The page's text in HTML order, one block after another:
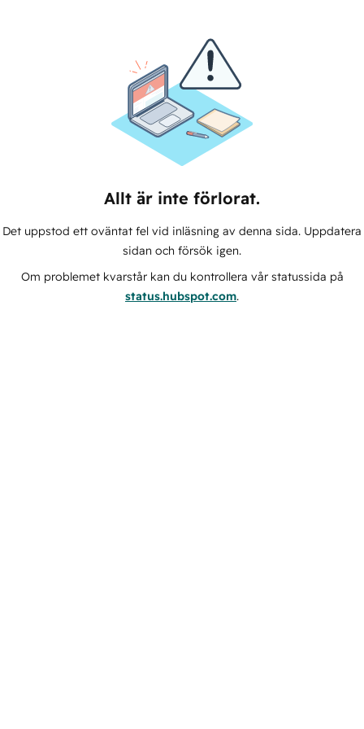
Allt är inte förlorat.
Det uppstod ett oväntat fel vid inläsning av denna sida. Uppdatera
sidan och försök igen.
Om problemet kvarstår kan du kontrollera vår statussida på
status.hubspot.com.